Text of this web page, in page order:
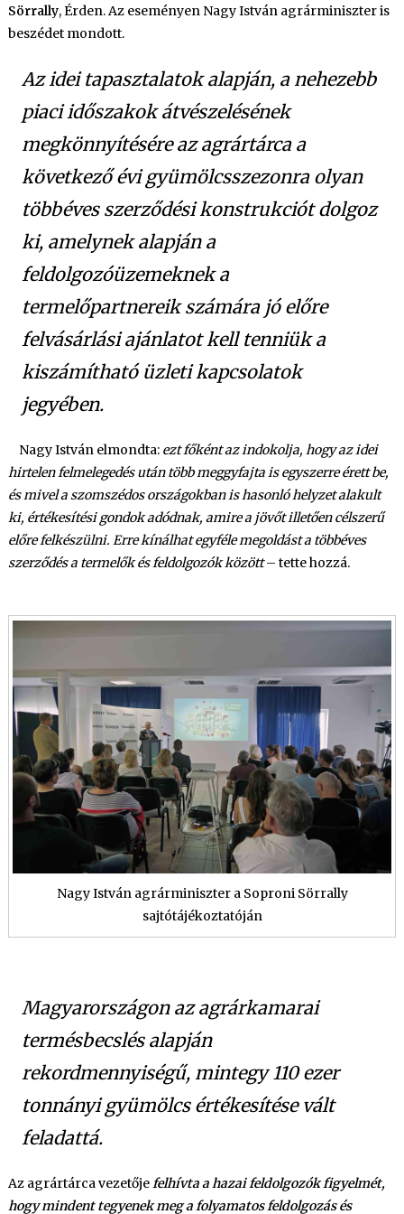
a
bejegyzéshez
Sörrally, Érden. Az eseményen Nagy István agrárminiszter is
beszédet mondott.
Az idei tapasztalatok alapján, a nehezebb
piaci időszakok átvészelésének
megkönnyítésére az agrártárca a
következő évi gyümölcsszezonra olyan
többéves szerződési konstrukciót dolgoz
ki, amelynek alapján a
feldolgozóüzemeknek a
termelőpartnereik számára jó előre
felvásárlási ajánlatot kell tenniük a
kiszámítható üzleti kapcsolatok
jegyében.
Nagy Istvánelmondta: ezt főként az indokolja, hogy az idei
hirtelen felmelegedés után több meggyfajta is egyszerre érett be,
és mivel a szomszédos országokban is hasonló helyzet alakult
ki, értékesítési gondok adódnak, amire a jövőt illetően célszerű
előre felkészülni. Erre kínálhat egyféle megoldást a többéves
szerződés a termelők és feldolgozók között– tette hozzá.
Nagy István agrárminiszter a Soproni Sörrally
sajtótájékoztatóján
Magyarországon az agrárkamarai
termésbecslés alapján
rekordmennyiségű, mintegy 110 ezer
tonnányi gyümölcs értékesítése vált
feladattá.
Az agrártárca vezetőjefelhívta a hazai feldolgozók figyelmét,
hogy mindent tegyenek meg a folyamatos feldolgozás és